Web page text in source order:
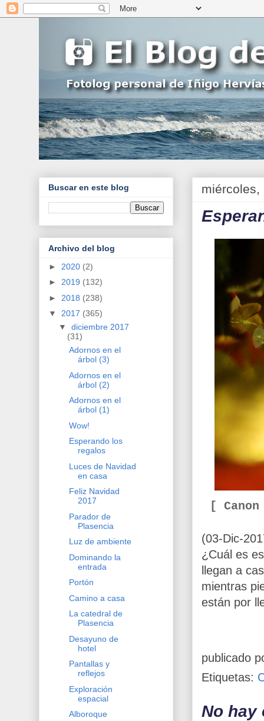
miércoles,
[
(03-Dic-
¿Cuál es
llegan a
mientras
están por
publicado
Etiquetas:
No hay
Buscar en este blog
Archivo del blog
► 2020 (2)
► 2019 (132)
► 2018 (238)
▼ 2017 (365)
▼ diciembre 2017
(31)
Adornos en el
árbol (3)
Adornos en el
árbol (2)
Adornos en el
árbol (1)
Wow!
Esperando los
regalos
Luces de Navidad
en casa
Feliz Navidad
2017
Parador de
Plasencia
Luz de ambiente
Dominando la
entrada
Portón
Camino a casa
La catedral de
Plasencia
Desayuno de
hotel
Pantallas y
reflejos
Exploración
espacial
Alboroque